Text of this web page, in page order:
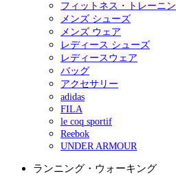
フィットネス・トレーニ
メンズ シューズ
メンズ ウェア
レディース シューズ
レディースウェア
バッグ
アクセサリー
adidas
FILA
le coq sportif
Reebok
UNDER ARMOUR
ランニング・ウォーキング